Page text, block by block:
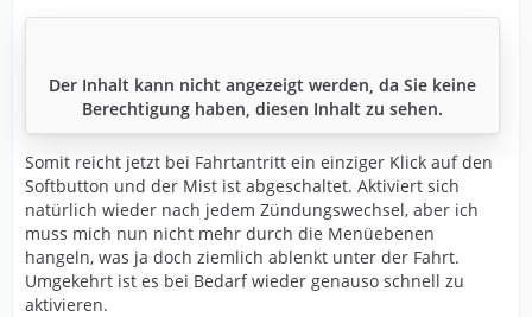
Der Inhalt kann nicht angezeigt werden, da Sie keine
Berechtigung haben, diesen Inhalt zu sehen.
Somit reicht jetzt bei Fahrtantritt ein einziger Klick auf den
Softbutton und der Mist ist abgeschaltet. Aktiviert sich
natürlich wieder nach jedem Zündungswechsel, aber ich
muss mich nun nicht mehr durch die Menüebenen
hangeln, was ja doch ziemlich ablenkt unter der Fahrt.
Umgekehrt ist es bei Bedarf wieder genauso schnell zu
aktivieren.